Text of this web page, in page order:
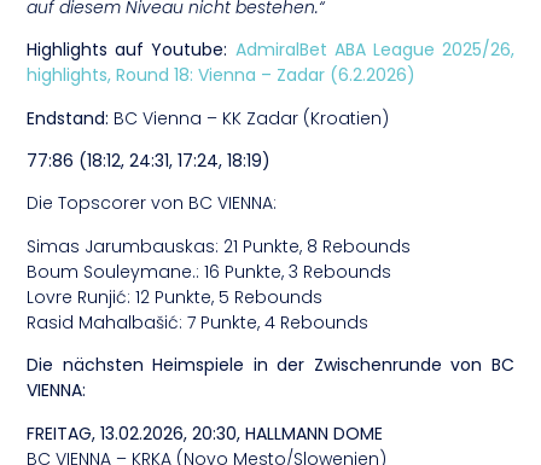
auf diesem Niveau nicht bestehen.“
Highlights auf Youtube: AdmiralBet ABA League 2025/26,
highlights, Round 18: Vienna – Zadar (6.2.2026)
Endstand: BC Vienna – KK Zadar (Kroatien)
77:86 (18:12, 24:31, 17:24, 18:19)
Die Topscorer von BC VIENNA:
Simas Jarumbauskas: 21 Punkte, 8 Rebounds
Boum Souleymane.: 16 Punkte, 3 Rebounds
Lovre Runjić: 12 Punkte, 5 Rebounds
Rasid Mahalbašić: 7 Punkte, 4 Rebounds
Die nächsten Heimspiele in der Zwischenrunde von BC
VIENNA:
FREITAG, 13.02.2026, 20:30, HALLMANN DOME
BC VIENNA – KRKA (Novo Mesto/Slowenien)